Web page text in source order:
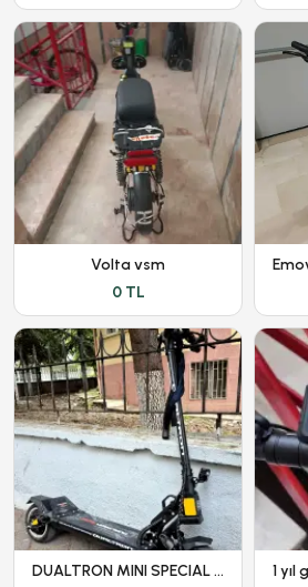
Volta vsm
0 TL
DUALTRON MINI SPECIAL LONG BODY - DÜŞÜK KM - GARANTİLİ